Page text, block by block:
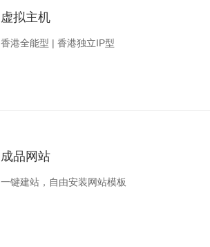
虚拟主机
香港全能型 | 香港独立IP型
成品网站
一键建站，自由安装网站模板